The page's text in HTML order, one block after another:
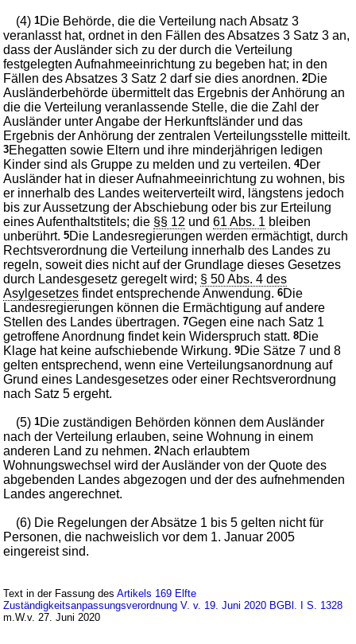
(4)1Die Behörde, die die Verteilung nach Absatz 3
veranlasst hat, ordnet in den Fällen des Absatzes 3 Satz 3 an,
dass der Ausländer sich zu der durch die Verteilung
festgelegten Aufnahmeeinrichtung zu begeben hat; in den
Fällen des Absatzes 3 Satz 2 darf sie dies anordnen.2Die
Ausländerbehörde übermittelt das Ergebnis der Anhörung an
die die Verteilung veranlassende Stelle, die die Zahl der
Ausländer unter Angabe der Herkunftsländer und das
Ergebnis der Anhörung der zentralen Verteilungsstelle mitteilt.
3Ehegatten sowie Eltern und ihre minderjährigen ledigen
Kinder sind als Gruppe zu melden und zu verteilen.4Der
Ausländer hat in dieser Aufnahmeeinrichtung zu wohnen, bis
er innerhalb des Landes weiterverteilt wird, längstens jedoch
bis zur Aussetzung der Abschiebung oder bis zur Erteilung
eines Aufenthaltstitels; die §§ 12 und61 Abs. 1 bleiben
unberührt.5Die Landesregierungen werden ermächtigt, durch
Rechtsverordnung die Verteilung innerhalb des Landes zu
regeln, soweit dies nicht auf der Grundlage dieses Gesetzes
durch Landesgesetz geregelt wird; § 50 Abs. 4 des
Asylgesetzes findet entsprechende Anwendung.6Die
Landesregierungen können die Ermächtigung auf andere
Stellen des Landes übertragen.7Gegen eine nach Satz 1
getroffene Anordnung findet kein Widerspruch statt.8Die
Klage hat keine aufschiebende Wirkung.9Die Sätze 7 und 8
gelten entsprechend, wenn eine Verteilungsanordnung auf
Grund eines Landesgesetzes oder einer Rechtsverordnung
nach Satz 5 ergeht.
(5)1Die zuständigen Behörden können dem Ausländer
nach der Verteilung erlauben, seine Wohnung in einem
anderen Land zu nehmen.2Nach erlaubtem
Wohnungswechsel wird der Ausländer von der Quote des
abgebenden Landes abgezogen und der des aufnehmenden
Landes angerechnet.
(6) Die Regelungen der Absätze 1 bis 5 gelten nicht für
Personen, die nachweislich vor dem 1. Januar 2005
eingereist sind.
Text in der Fassung desArtikels 169 Elfte
Zuständigkeitsanpassungsverordnung V. v. 19. Juni 2020 BGBl. I S. 1328
m.W.v. 27. Juni 2020